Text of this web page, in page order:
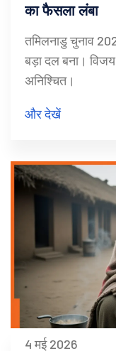
का फैसला लंबा
तमिलनाडु चुनाव
बड़ा दल बना।
अनिश्चित।
और देखें
4 मई 2026